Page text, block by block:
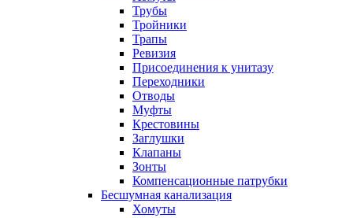
Трубы
Тройники
Трапы
Ревизия
Присоединения к унитазу
Переходники
Отводы
Муфты
Крестовины
Заглушки
Клапаны
Зонты
Компенсационные патрубки
Бесшумная канализация
Хомуты